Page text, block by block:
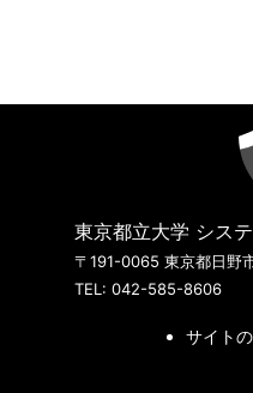
東京都立大学 シス
〒191-0065 東京都日野
TEL: 042-585-8606
サイト